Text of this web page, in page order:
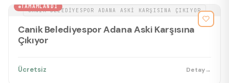
CANIK BELEDIYESPOR ADANA ASKI KARŞISINA ÇIKIYOR
TAMAMLANDI
BASKETBOL
Canik Belediyespor Adana Aski Karşısına
Çıkıyor
Ücretsiz Detay→